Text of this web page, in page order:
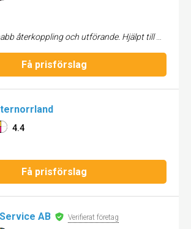
och utförande. Hjälpt till med att klippa gräs, röja sly, bortforsling samt andra trädgårdsarbeten. Trevliga och pålitliga. Rekommenderar.
Få prisförslag
4.4
Få prisförslag
AB Verifierat företag